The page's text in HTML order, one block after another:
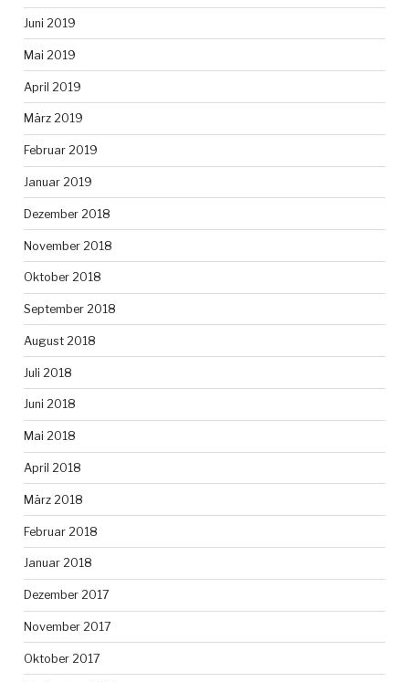
Juni 2019
Mai 2019
April 2019
März 2019
Februar 2019
Januar 2019
Dezember 2018
November 2018
Oktober 2018
September 2018
August 2018
Juli 2018
Juni 2018
Mai 2018
April 2018
März 2018
Februar 2018
Januar 2018
Dezember 2017
November 2017
Oktober 2017